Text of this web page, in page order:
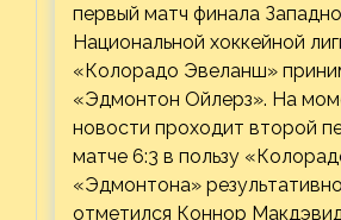
первый матч финала
Национальной хоккейной
«Колорадо Эвеланш»
«Эдмонтон Ойлерз». На
новости проходит второй
матче 6:3 в пользу
«Эдмонтона»
отметился Коннор